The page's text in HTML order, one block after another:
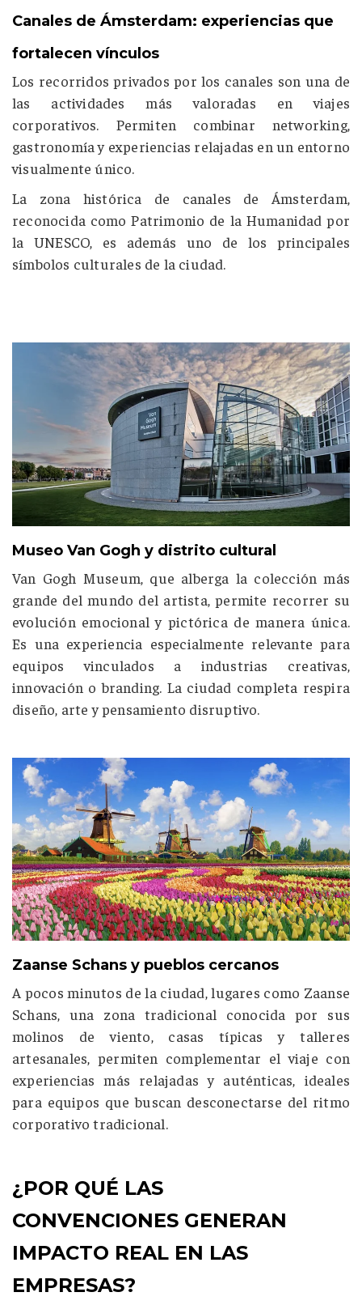
Canales de Ámsterdam: experiencias que
fortalecen vínculos
Los recorridos privados por los canales son una de
las actividades más valoradas en viajes
corporativos. Permiten combinar networking,
gastronomía y experiencias relajadas en un entorno
visualmente único.
La zona histórica de canales de Ámsterdam,
reconocida como Patrimonio de la Humanidad por
la UNESCO, es además uno de los principales
símbolos culturales de la ciudad.
Museo Van Gogh y distrito cultural
Van Gogh Museum, que alberga la colección más
grande del mundo del artista, permite recorrer su
evolución emocional y pictórica de manera única.
Es una experiencia especialmente relevante para
equiposvinculados a industrias creativas,
innovación o branding. La ciudad completa respira
diseño, arte y pensamiento disruptivo.
Zaanse Schans y pueblos cercanos
A pocos minutos de la ciudad, lugares como Zaanse
Schans, una zona tradicional conocida por sus
molinos de viento, casas típicas y talleres
artesanales, permiten complementar el viaje con
experiencias más relajadas y auténticas, ideales
para equipos que buscan desconectarse del ritmo
corporativo tradicional.
¿POR QUÉ LAS
CONVENCIONES GENERAN
IMPACTO REAL EN LAS
EMPRESAS?